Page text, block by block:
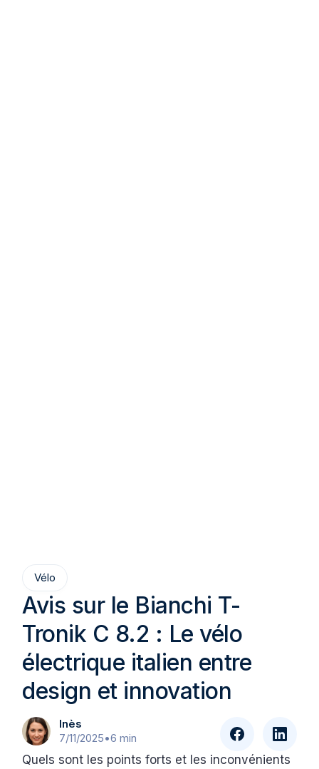
Vélo
Avis sur le Bianchi T-
Tronik C 8.2 : Le vélo
électrique italien entre
design et innovation
Inès
7/11/2025•6 min
Quels sont les points forts et les inconvénients